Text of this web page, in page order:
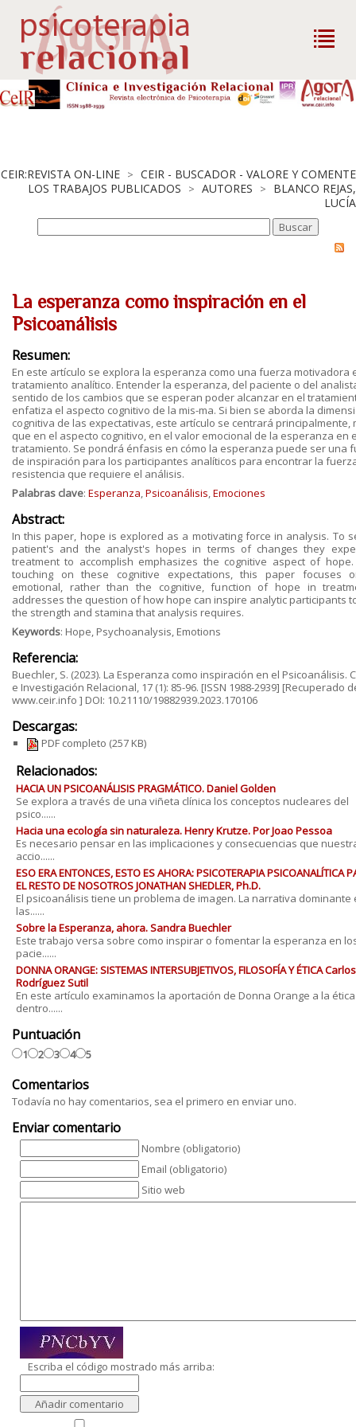
CEIR:REVISTA ON-LINE > CEIR - BUSCADOR - VALORE Y COMENTE
LOS TRABAJOS PUBLICADOS > AUTORES > BLANCO REJAS,
LUCÍA
La esperanza como inspiración en el
Psicoanálisis
Resumen:
En este artículo se explora la esperanza como una fuerza motivadora
tratamiento analítico. Entender la esperanza, del paciente o del
sentido de los cambios que se esperan poder alcanzar en el
enfatiza el aspecto cognitivo de la mis-ma. Si bien se aborda la
cognitiva de las expectativas, este artículo se centrará principalmente,
que en el aspecto cognitivo, en el valor emocional de la esperanza en
tratamiento. Se pondrá énfasis en cómo la esperanza puede ser una
de inspiración para los participantes analíticos para encontrar la
resistencia que requiere el análisis.
Palabras clave: Esperanza,Psicoanálisis,Emociones
Abstract:
In this paper, hope is explored as a motivating force in analysis. To
patient's and the analyst's hopes in terms of changes they
treatment to accomplish emphasizes the cognitive aspect of hope.
touching on these cognitive expectations, this paper focuses
emotional, rather than the cognitive, function of hope in
addresses the question of how hope can inspire analytic participants
the strength and stamina that analysis requires.
Keywords: Hope, Psychoanalysis, Emotions
Referencia:
Buechler, S. (2023). La Esperanza como inspiración en el Psicoanálisis.
e Investigación Relacional, 17 (1): 85-96. [ISSN 1988-2939] [Recuperado
www.ceir.info ] DOI: 10.21110/19882939.2023.170106
Descargas:
PDF completo (257 KB)
Relacionados:
HACIA UN PSICOANÁLISIS PRAGMÁTICO. Daniel Golden
Se explora a través de una viñeta clínica los conceptos nucleares del
psico......
Hacia una ecología sin naturaleza. Henry Krutze. Por Joao Pessoa
Es necesario pensar en las implicaciones y consecuencias que
accio......
ESO ERA ENTONCES, ESTO ES AHORA: PSICOTERAPIA PSICOANALÍTICA
EL RESTO DE NOSOTROS JONATHAN SHEDLER, Ph.D.
El psicoanálisis tiene un problema de imagen. La narrativa dominante
las......
Sobre la Esperanza, ahora. Sandra Buechler
Este trabajo versa sobre como inspirar o fomentar la esperanza en
pacie......
DONNA ORANGE: SISTEMAS INTERSUBJETIVOS, FILOSOFÍA Y ÉTICA Carlos
Rodríguez Sutil
En este artículo examinamos la aportación de Donna Orange a la ética
dentro......
Puntuación
1 2 3 4 5
Comentarios
Todavía no hay comentarios, sea el primero en enviar uno.
Enviar comentario
Nombre (obligatorio)
Email (obligatorio)
Sitio web
Escriba el código mostrado más arriba: